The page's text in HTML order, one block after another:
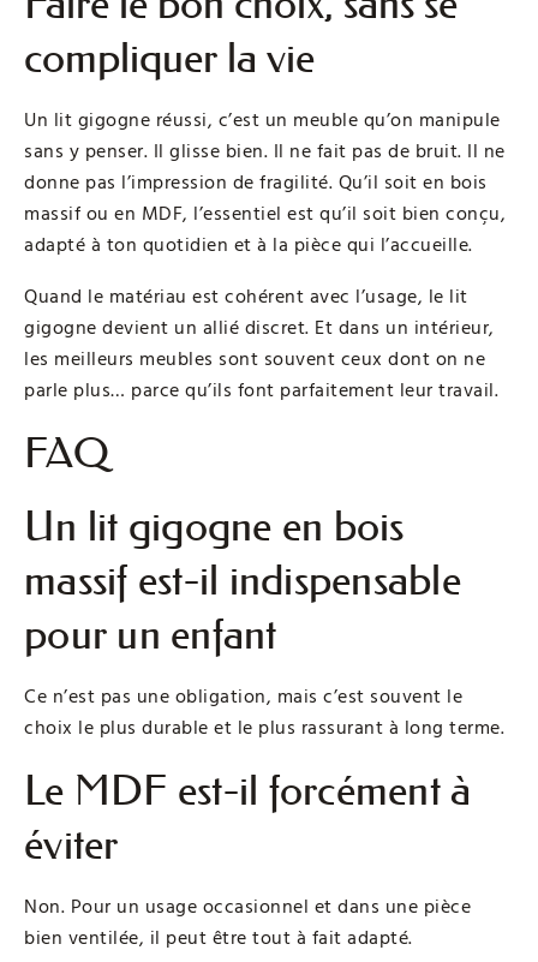
compliquer la vie
Un lit gigogne réussi, c’est un meuble qu’on manipule
sans y penser. Il glisse bien. Il ne fait pas de bruit. Il ne
donne pas l’impression de fragilité. Qu’il soit en bois
massif ou en MDF, l’essentiel est qu’il soit bien conçu,
adapté à ton quotidien et à la pièce qui l’accueille.
Quand le matériau est cohérent avec l’usage, le lit
gigogne devient un allié discret. Et dans un intérieur,
les meilleurs meubles sont souvent ceux dont on ne
parle plus… parce qu’ils font parfaitement leur travail.
FAQ
Un lit gigogne en bois
massif est-il indispensable
pour un enfant
Ce n’est pas une obligation, mais c’est souvent le
choix le plus durable et le plus rassurant à long terme.
Le MDF est-il forcément à
éviter
Non. Pour un usage occasionnel et dans une pièce
bien ventilée, il peut être tout à fait adapté.